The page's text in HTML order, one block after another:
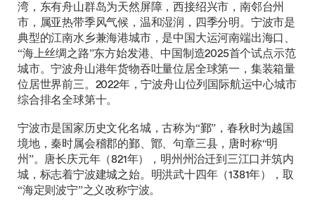
湾，东有舟山群岛为天然屏障，西接绍兴市，南邻台州
市，属亚热带季风气候，温和湿润，四季分明。宁波市是
典型的江南水乡兼海港城市，是中国大运河南端出海口、
“海上丝绸之路”东方始发港、中国制造2025首个试点示范
城市。宁波舟山港年货物吞吐量位居全球第一，集装箱量
位居世界前三。2022年，宁波舟山位列国际航运中心城市
综合排名全球第十。
宁波市是国家历史文化名城，古称为“鄞”，春秋时为越国
境地，秦时属会稽郡的鄞、鄮、句章三县，唐时称“明
州”。唐长庆元年（821年），明州州治迁到三江口并筑内
城，标志着宁波建城之始。明洪武十四年（1381年），取
“海定则波宁”之义改称宁波。